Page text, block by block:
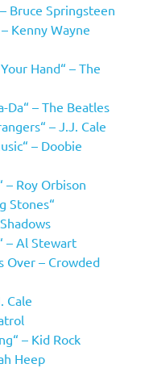
Bruce Springsteen
Kenny Wayne
Hand“ – The
Da“ – The Beatles
– J.J. Cale
– Doobie
– Roy Orbison
Stones“
– Al Stewart
Over – Crowded
Cale
– Kid Rock
Heep